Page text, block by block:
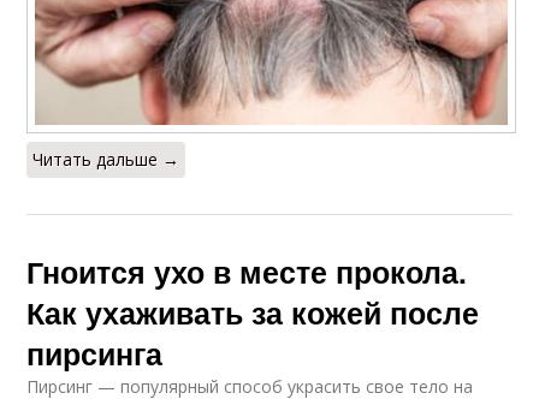
Читать дальше →
Гноится ухо в месте прокола.
Как ухаживать за кожей после
пирсинга
Пирсинг — популярный способ украсить свое тело на